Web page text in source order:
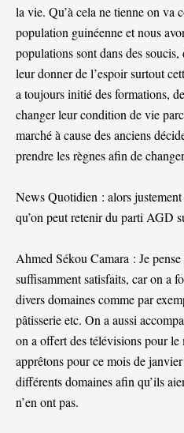
la vie. Qu’à cela ne tienne on va
population guinéenne et nous
populations sont dans des
leur donner de l’espoir surtout
a toujours initié des formations,
changer leur condition de vie
marché à cause des anciens
prendre les règnes afin de
News Quotidien : alors justement
qu’on peut retenir du parti AGD
Ahmed Sékou Camara : Je
suffisamment satisfaits, car on a
divers domaines comme par
pâtisserie etc. On a aussi
on a offert des télévisions pour
apprêtons pour ce mois de
différents domaines afin qu’ils
n’en ont pas.